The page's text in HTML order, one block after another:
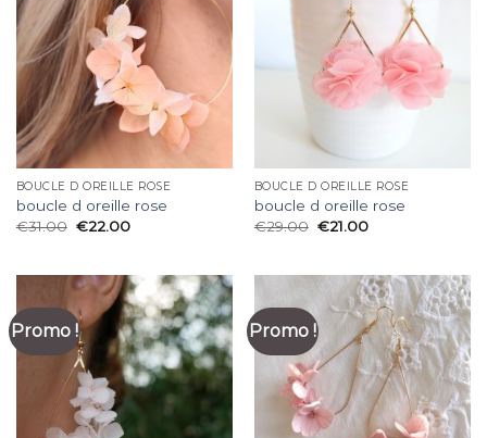
BOUCLE D OREILLE ROSE
boucle d oreille rose
€31.00 €22.00
BOUCLE D OREILLE ROSE
boucle d oreille rose
€29.00 €21.00
Promo ! Promo !